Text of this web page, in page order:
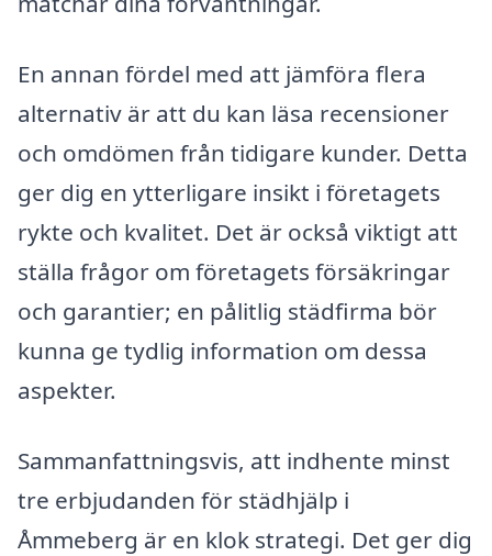
En annan fördel med att jämföra flera
alternativ är att du kan läsa recensioner
och omdömen från tidigare kunder. Detta
ger dig en ytterligare insikt i företagets
rykte och kvalitet. Det är också viktigt att
ställa frågor om företagets försäkringar
och garantier; en pålitlig städfirma bör
kunna ge tydlig information om dessa
aspekter.
Sammanfattningsvis, att indhente minst
tre erbjudanden för städhjälp i
Åmmeberg är en klok strategi. Det ger dig